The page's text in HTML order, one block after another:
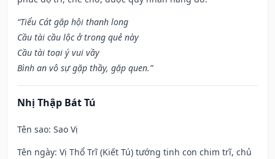
“Tiểu Cát gặp hội thanh long
Cầu tài cầu lộc ở trong quẻ này
Cầu tài toại ý vui vầy
Bình an vô sự gặp thầy, gặp quen.”
Nhị Thập Bát Tú
Tên sao: Sao Vị
Tên ngày: Vị Thổ Trĩ (Kiết Tú) tướng tinh con chim trĩ, chủ